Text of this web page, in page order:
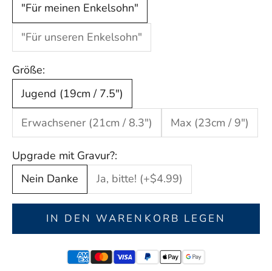
"Für meinen Enkelsohn"
"Für unseren Enkelsohn"
Größe:
Jugend (19cm / 7.5")
Erwachsener (21cm / 8.3")
Max (23cm / 9")
Upgrade mit Gravur?:
Nein Danke
Ja, bitte! (+$4.99)
IN DEN WARENKORB LEGEN